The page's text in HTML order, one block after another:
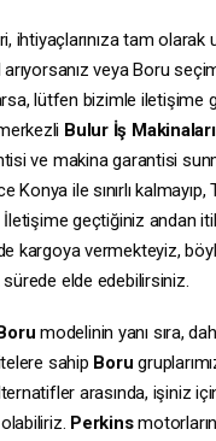
ihtiyaçlarınıza tam olarak
veya Boru
lütfen bizimle iletişime
Bulur İş Makinaları
ve makina garantisi
ile sınırlı kalmayıp,
İletişime geçtiğiniz andan
kargoya vermekteyiz,
elde edebilirsiniz.
modelinin yanı sıra,
sahip Boru
arasında, işiniz
Perkins